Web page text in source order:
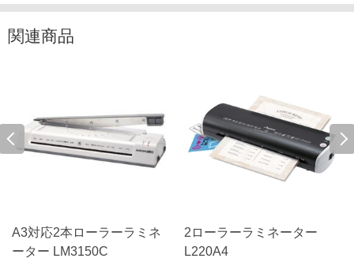
関連商品
A3対応2本ローラーラミネ
ーター LM3150C
2ローラーラミネーター
L220A4